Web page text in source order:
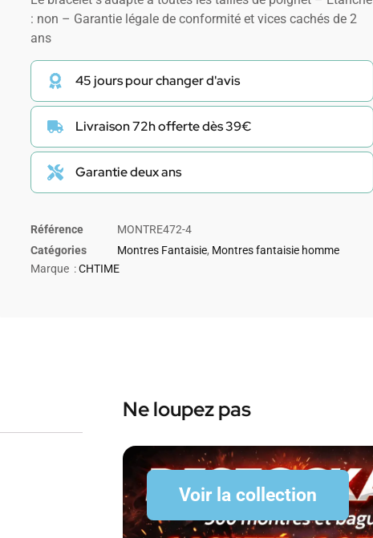
: non – Garantie légale de conformité et vices cachés de 2
ans
45 jours pour changer d'avis
Livraison 72h offerte dès 39€
Garantie deux ans
Référence
MONTRE472-4
Catégories
Montres Fantaisie, Montres fantaisie homme
Marque :CHTIME
Ne loupez pas
Voir la collection